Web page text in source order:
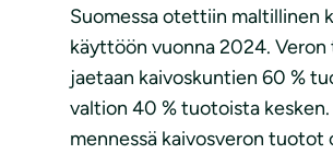
Suomessa otettiin maltillinen
käyttöön vuonna 2024.
jaetaan kaivoskuntien 60 %
valtion 40 % tuotoista kesken.
mennessä kaivosveron tuotot